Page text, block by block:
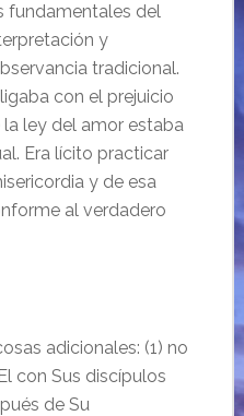
fundamentales del
y
tradicional.
con el prejuicio
ley del amor estaba
Era lícito practicar
y de esa
al verdadero
adicionales: (1) no
con Sus discípulos
de Su